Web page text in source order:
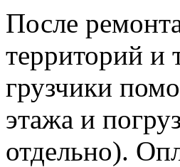
После
территорий и
грузчики
этажа и
отдельно).